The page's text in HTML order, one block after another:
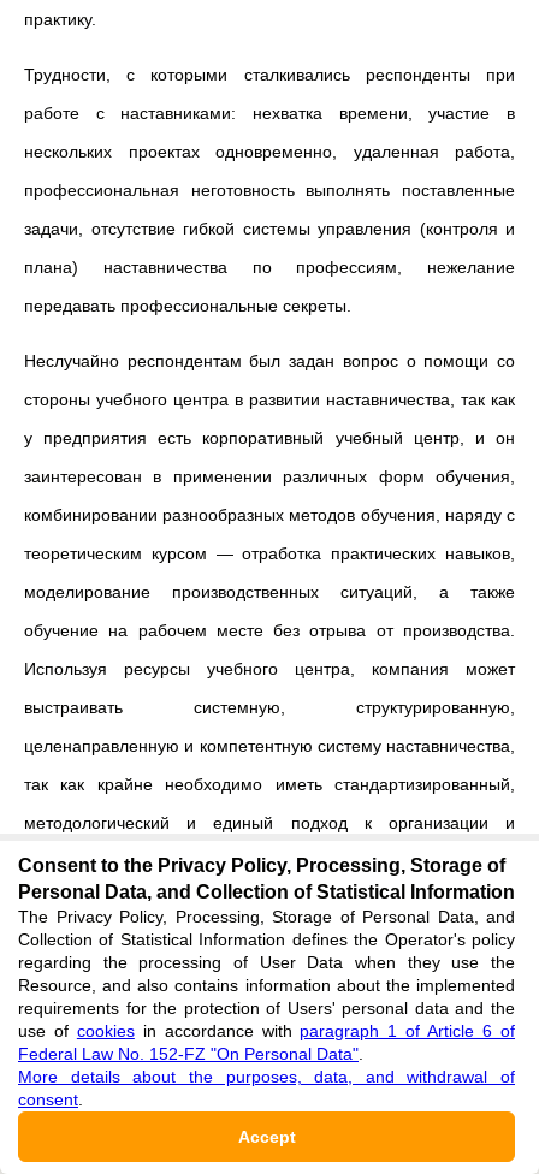
практику.
Трудности, с которыми сталкивались респонденты при
работе с наставниками: нехватка времени, участие в
нескольких проектах одновременно, удаленная работа,
профессиональная неготовность выполнять поставленные
задачи, отсутствие гибкой системы управления (контроля и
плана) наставничества по профессиям, нежелание
передавать профессиональные секреты.
Неслучайно респондентам был задан вопрос о помощи со
стороны учебного центра в развитии наставничества, так как
у предприятия есть корпоративный учебный центр, и он
заинтересован в применении различных форм обучения,
комбинировании разнообразных методов обучения, наряду с
теоретическим курсом — отработка практических навыков,
моделирование производственных ситуаций, а также
обучение на рабочем месте без отрыва от производства.
Используя ресурсы учебного центра, компания может
выстраивать системную, структурированную,
целенаправленную и компетентную систему наставничества,
так как крайне необходимо иметь стандартизированный,
методологический и единый подход к организации и
внедрению наставничества.
По мнению производственного персонала, помощь должна
заключаться в следующем:
- разработка методических указаний для правильного и
единого внедрения механизма наставничества на
предприятии;
- обучение процессу планирования и проведения
Consent to the Privacy Policy, Processing, Storage of
Personal Data, and Collection of Statistical Information
The Privacy Policy, Processing, Storage of Personal Data, and
Collection of Statistical Information defines the Operator's policy
regarding the processing of User Data when they use the
Resource, and also contains information about the implemented
requirements for the protection of Users' personal data and the
use of cookiesin accordance with paragraph 1 of Article 6 of
Federal Law No. 152-FZ "On Personal Data"
More details about the purposes, data, and withdrawal of
consent
Accept